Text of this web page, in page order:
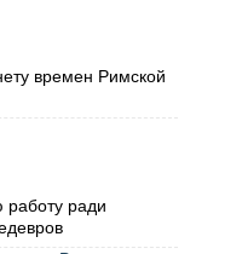
времен Римской
работу ради